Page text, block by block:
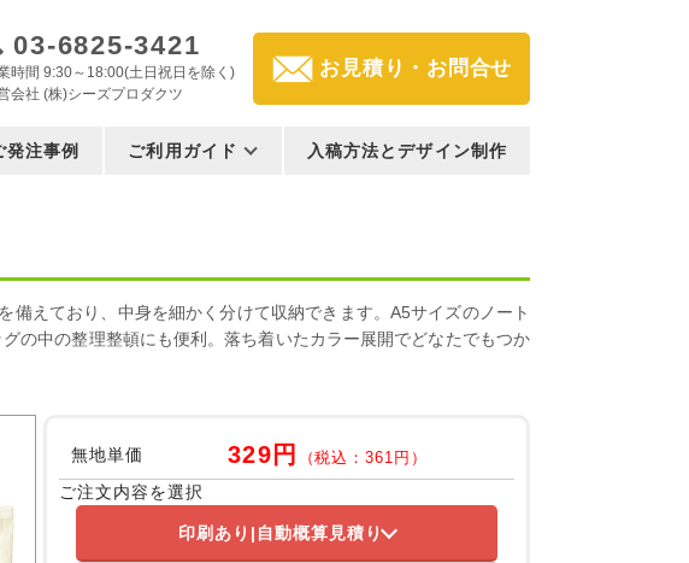
03-6825-3421
時間 9:30～18:00(土日祝日を除く)
会社 (株)シーズプロダクツ
お見積り・お問合せ
発注事例 ご利用ガイド 入稿方法とデザイン制作
えており、中身を細かく分けて収納できます。A5サイズのノート
の中の整理整頓にも便利。落ち着いたカラー展開でどなたでもつか
無地単価 329円 （税込：361円）
ご注文内容を選択
印刷あり 自動概算見積り